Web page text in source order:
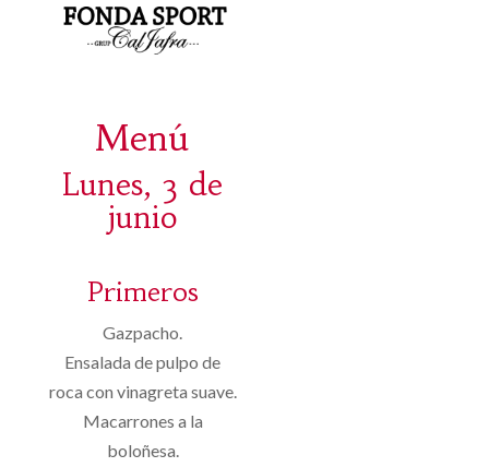
Menú
Lunes, 3 de
junio
Primeros
Gazpacho.
Ensalada de pulpo de
roca con vinagreta suave.
Macarrones a la
boloñesa.